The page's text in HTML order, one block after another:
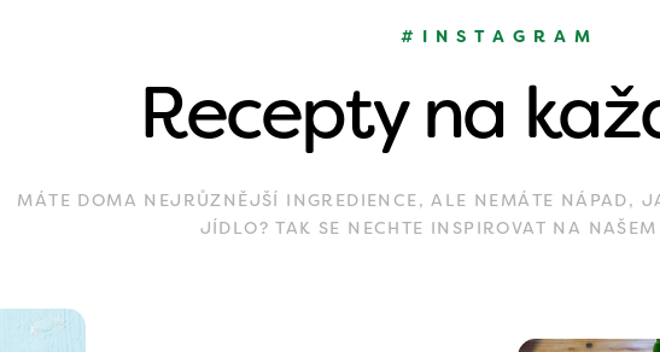
#INSTAGRAM
Recepty na
MÁTE DOMA NEJRŮZNĚJŠÍ INGREDIENCE, ALE NEMÁTE NÁPAD,
JÍDLO? TAK SE NECHTE INSPIROVAT NA